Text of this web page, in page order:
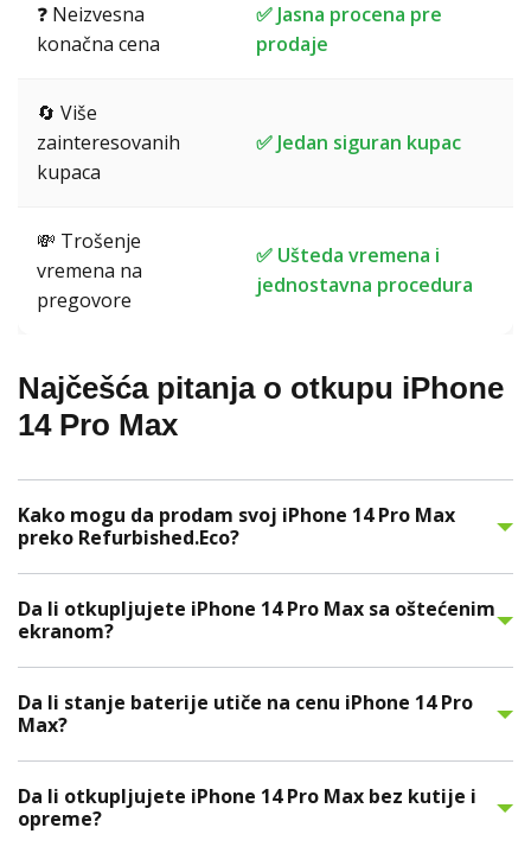
❓ Neizvesna
konačna cena
✅ Jasna procena pre
prodaje
🔄 Više
zainteresovanih
kupaca
✅ Jedan siguran kupac
💸 Trošenje
vremena na
pregovore
✅ Ušteda vremena i
jednostavna procedura
Najčešća pitanja o otkupu iPhone
14 Pro Max
Kako mogu da prodam svoj iPhone 14 Pro Max
preko Refurbished.Eco?
Da li otkupljujete iPhone 14 Pro Max sa oštećenim
ekranom?
Da li stanje baterije utiče na cenu iPhone 14 Pro
Max?
Da li otkupljujete iPhone 14 Pro Max bez kutije i
opreme?